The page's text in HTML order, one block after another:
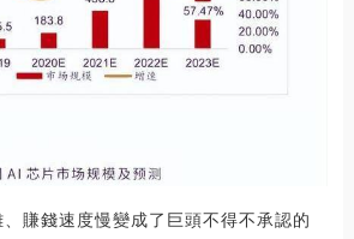
賺錢速度慢變成了巨頭不得不承認的